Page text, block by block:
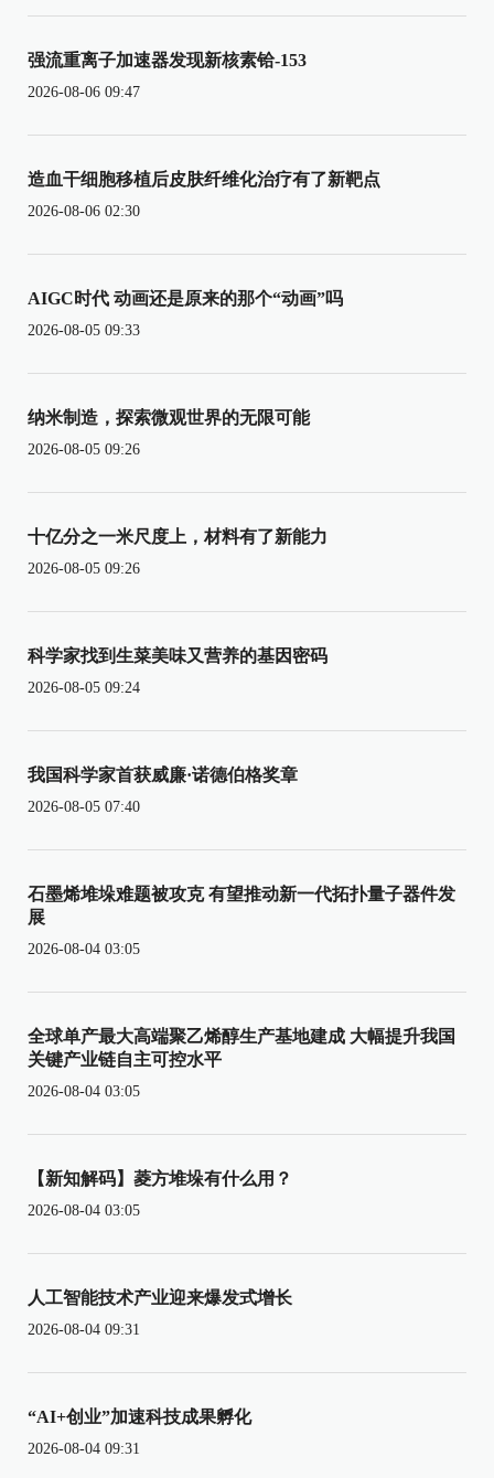
强流重离子加速器发现新核素铪-153
2026-08-06 09:47
造血干细胞移植后皮肤纤维化治疗有了新靶点
2026-08-06 02:30
AIGC时代 动画还是原来的那个“动画”吗
2026-08-05 09:33
纳米制造，探索微观世界的无限可能
2026-08-05 09:26
十亿分之一米尺度上，材料有了新能力
2026-08-05 09:26
科学家找到生菜美味又营养的基因密码
2026-08-05 09:24
我国科学家首获威廉·诺德伯格奖章
2026-08-05 07:40
石墨烯堆垛难题被攻克 有望推动新一代拓扑量子器件发
展
2026-08-04 03:05
全球单产最大高端聚乙烯醇生产基地建成 大幅提升我国
关键产业链自主可控水平
2026-08-04 03:05
【新知解码】菱方堆垛有什么用？
2026-08-04 03:05
人工智能技术产业迎来爆发式增长
2026-08-04 09:31
“AI+创业”加速科技成果孵化
2026-08-04 09:31